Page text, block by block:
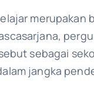
merupakan
sebagai
jangka